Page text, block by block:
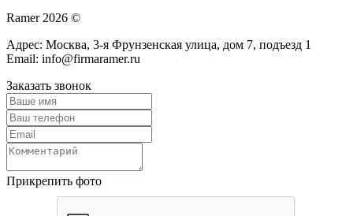
Ramer 2026 ©
Адрес: Москва, 3-я Фрунзенская улица, дом 7, подъезд 1
Email: info@firmaramer.ru
Заказать звонок
Прикрепить фото